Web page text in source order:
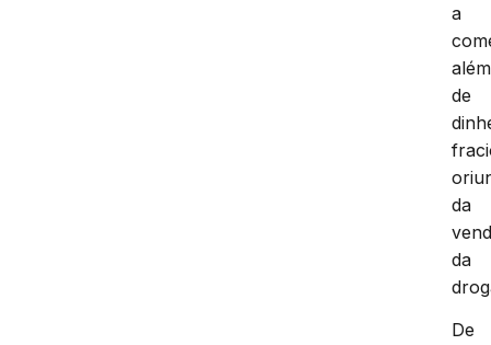
a
além
de
da
da
De